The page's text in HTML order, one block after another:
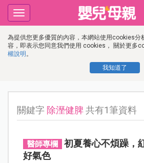
為提供您更多優質的內容，本網站使用cookies分
容，即表示您同意我們使用 cookies， 關於更多
權說明 。
我知道了
Toggle
navigation
關鍵字 除溼健脾共有1筆資料
醫師專欄
初夏養心不煩躁，
好氣色